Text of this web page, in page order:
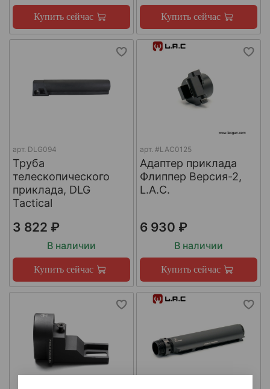
Купить сейчас Купить сейчас
арт. DLG094
Труба
телескопического
приклада, DLG
Tactical
3 822 ₽
В наличии
Купить сейчас
арт. #LAC0125
Адаптер приклада
Флиппер Версия-2,
L.A.C.
6 930 ₽
В наличии
Купить сейчас